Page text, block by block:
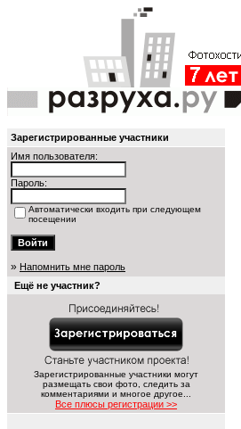
Зарегистрированные участники
Имя пользователя:
Пароль:
Автоматически входить при следующем
посещении
» Напомнить мне пароль
Ещё не участник?
Зарегистрированные участники могут
размещать свои фото, следить за
комментариями и многое другое...
Все плюсы регистрации >>